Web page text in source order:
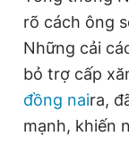
rõ cách ông
Những cải
bỏ trợ cấp
đồng naira,
mạnh, khiến